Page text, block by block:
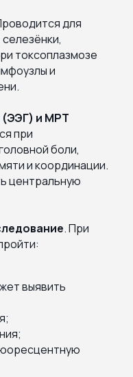
для
токсоплазмозе
и
и МРТ
при
боли,
и координации.
центральную
. При
выявить